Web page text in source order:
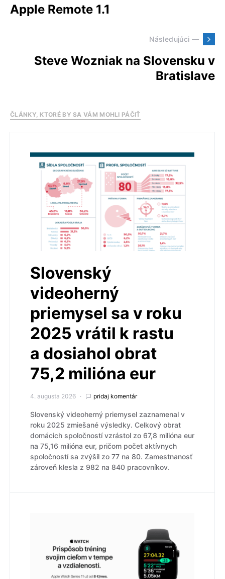
Apple Remote 1.1
Následujúci —
Steve Wozniak na Slovensku v
Bratislave
ČLÁNKY, KTORÉ BY SA VÁM MOHLI PÁČIŤ
Slovenský
videoherný
priemysel sa v roku
2025 vrátil k rastu
a dosiahol obrat
75,2 milióna eur
4. augusta 2026 pridaj komentár
Slovenský videoherný priemysel zaznamenal v
roku 2025 zmiešané výsledky. Celkový obrat
domácich spoločností vzrástol zo 67,8 milióna eur
na 75,16 milióna eur, pričom počet aktívnych
spoločností sa zvýšil zo 77 na 80. Zamestnanosť
zároveň klesla z 982 na 840 pracovníkov.